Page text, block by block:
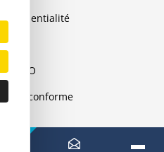
DPO
non conforme